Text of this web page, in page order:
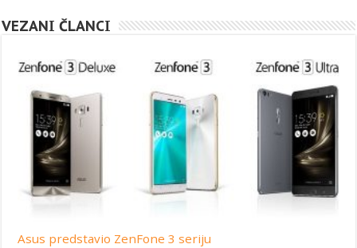
VEZANI ČLANCI
Asus predstavio ZenFone 3 seriju